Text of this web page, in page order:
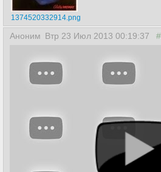
1374520332914.png
Аноним Втр 23 Июл 2013 00:19:37